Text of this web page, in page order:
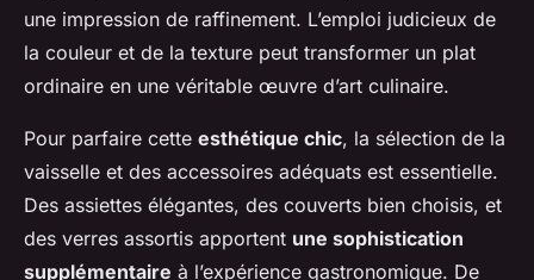
une impression de raffinement. L’emploi judicieux de
la couleur et de la texture peut transformer un plat
ordinaire en une véritable œuvre d’art culinaire.
Pour parfaire cette esthétique chic, la sélection de la
vaisselle et des accessoires adéquats est essentielle.
Des assiettes élégantes, des couverts bien choisis, et
des verres assortis apportent une sophistication
supplémentaire à l’expérience gastronomique. De